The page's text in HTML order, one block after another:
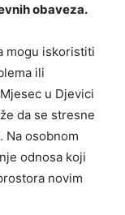
obaveza.
mogu iskoristiti
ili
u Djevici
da se stresne
Na osobnom
odnosa koji
novim